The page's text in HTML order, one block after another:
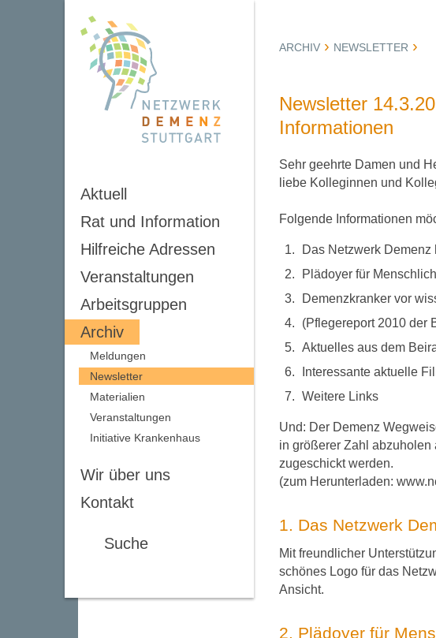
Aktuell
Rat und Information
Hilfreiche Adressen
Veranstaltungen
Arbeitsgruppen
Archiv
Meldungen
Newsletter
Materialien
Veranstaltungen
Initiative Krankenhaus
Wir über uns
Kontakt
Suche
ARCHIV NEWSLETTER
Newsletter
Informationen
Sehr geehrte Damen und
liebe Kolleginnen und
Folgende Informationen
Das Netzwerk Demenz
Plädoyer für
Demenzkranker vor
(Pflegereport 2010 der
Aktuelles aus dem
Interessante aktuelle
Weitere Links
Und: Der Demenz
in größerer Zahl abzuholen
zugeschickt werden.
(zum Herunterladen:
1. Das Netzwerk
Mit freundlicher
schönes Logo für das
Ansicht.
2. Plädoyer für